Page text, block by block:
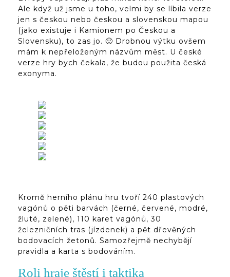
Ale když už jsme u toho, velmi by se líbila verze
jen s českou nebo českou a slovenskou mapou
(jako existuje i Kamionem po Českou a
Slovensku), to zas jo. 🙂 Drobnou výtku ovšem
mám k nepřeloženým názvům měst. U české
verze hry bych čekala, že budou použita česká
exonyma.
Kromě herního plánu hru tvoří 240 plastových
vagónů o pěti barvách (černé, červené, modré,
žluté, zelené), 110 karet vagónů, 30
železničních tras (jízdenek) a pět dřevěných
bodovacích žetonů. Samozřejmě nechybějí
pravidla a karta s bodováním.
Roli hraje štěstí i taktika